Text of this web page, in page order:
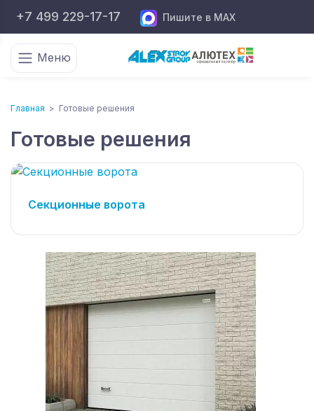
+7 499 229-17-17 Пишите в MAX
Меню
Главная > Готовые решения
Готовые решения
Секционные ворота